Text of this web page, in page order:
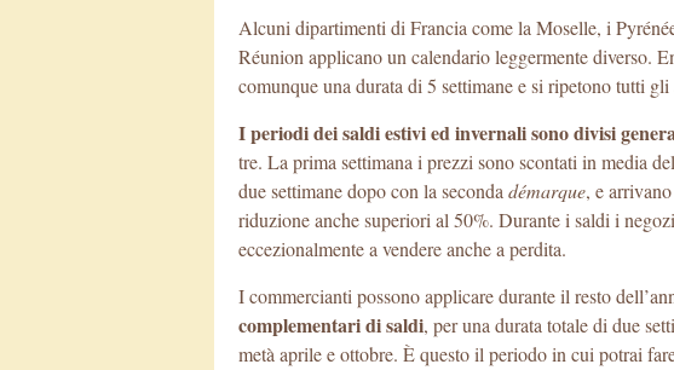
Alcuni dipartimenti di Francia come la Moselle, i
Réunion applicano un calendario leggermente diverso.
comunque una durata di 5 settimane e si ripetono tutti gli
I periodi dei saldi estivi ed invernali sono divisi
tre. La prima settimana i prezzi sono scontati in media
due settimane dopo con la seconda démarque, e
riduzione anche superiori al 50%. Durante i saldi i
eccezionalmente a vendere anche a perdita.
I commercianti possono applicare durante il resto
complementari di saldi, per una durata totale di due
metà aprile e ottobre. È questo il periodo in cui potrai